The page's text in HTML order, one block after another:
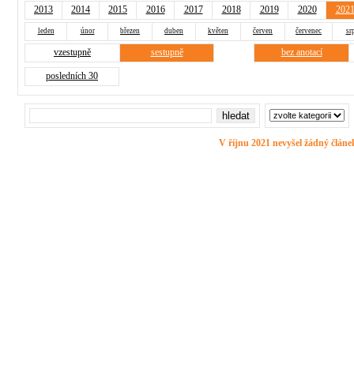
2013 2014 2015 2016 2017 2018 2019 2020 2021
leden únor březen duben květen červen červenec
vzestupně sestupně bez anotací
posledních 30
V říjnu 2021 nevyšel žádný